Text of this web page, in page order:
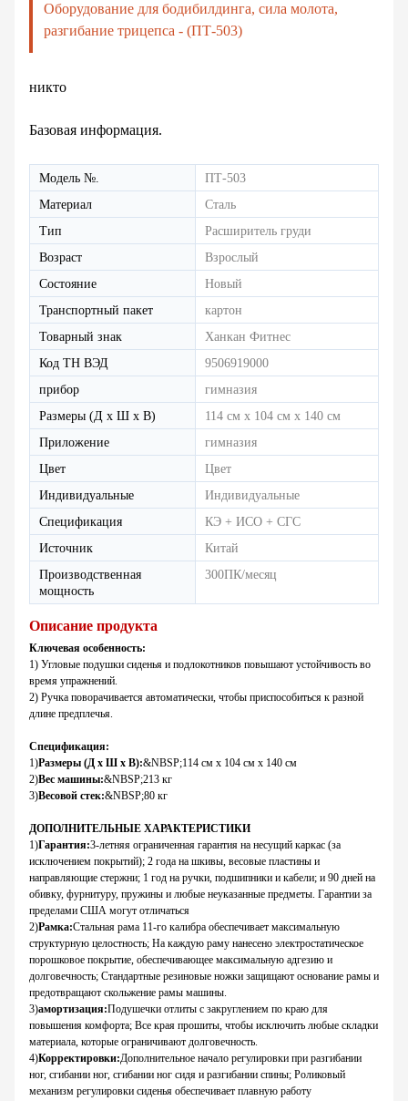
Оборудование для бодибилдинга, сила молота,
разгибание трицепса - (ПТ-503)
никто
Базовая информация.
Модель №.
ПТ-503
Материал
Сталь
Тип
Расширитель груди
Возраст
Взрослый
Состояние
Новый
Транспортный пакет
картон
Товарный знак
Ханкан Фитнес
Код ТН ВЭД
9506919000
прибор
гимназия
Размеры (Д х Ш х В)
114 см х 104 см х 140 см
Приложение
гимназия
Цвет
Цвет
Индивидуальные
Индивидуальные
Спецификация
КЭ + ИСО + СГС
Источник
Китай
Производственная
мощность
300ПК/месяц
Описание продукта
Ключевая особенность:
1) Угловые подушки сиденья и подлокотников повышают устойчивость во
время упражнений.
2) Ручка поворачивается автоматически, чтобы приспособиться к разной
длине предплечья.
Спецификация:
1)Размеры (Д х Ш х В):&NBSP;114 см х 104 см х 140 см
2)Вес машины:&NBSP;213 кг
3)Весовой стек:&NBSP;80 кг
ДОПОЛНИТЕЛЬНЫЕ ХАРАКТЕРИСТИКИ
1)Гарантия:3-летняя ограниченная гарантия на несущий каркас (за
исключением покрытий); 2 года на шкивы, весовые пластины и
направляющие стержни; 1 год на ручки, подшипники и кабели; и 90 дней на
обивку, фурнитуру, пружины и любые неуказанные предметы. Гарантии за
пределами США могут отличаться
2)Рамка:Стальная рама 11-го калибра обеспечивает максимальную
структурную целостность; На каждую раму нанесено электростатическое
порошковое покрытие, обеспечивающее максимальную адгезию и
долговечность; Стандартные резиновые ножки защищают основание рамы и
предотвращают скольжение рамы машины.
3)амортизация:Подушечки отлиты с закруглением по краю для
повышения комфорта; Все края прошиты, чтобы исключить любые складки
материала, которые ограничивают долговечность.
4)Корректировки:Дополнительное начало регулировки при разгибании
ног, сгибании ног, сгибании ног сидя и разгибании спины; Роликовый
механизм регулировки сиденья обеспечивает плавную работу